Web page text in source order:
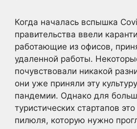
Когда началась вспышка
правительства ввели
работающие из офисов,
удаленной работы.
почувствовали никакой
они уже приняли эту
пандемии. Однако для
туристических стартапов
пилюля, которую нужно